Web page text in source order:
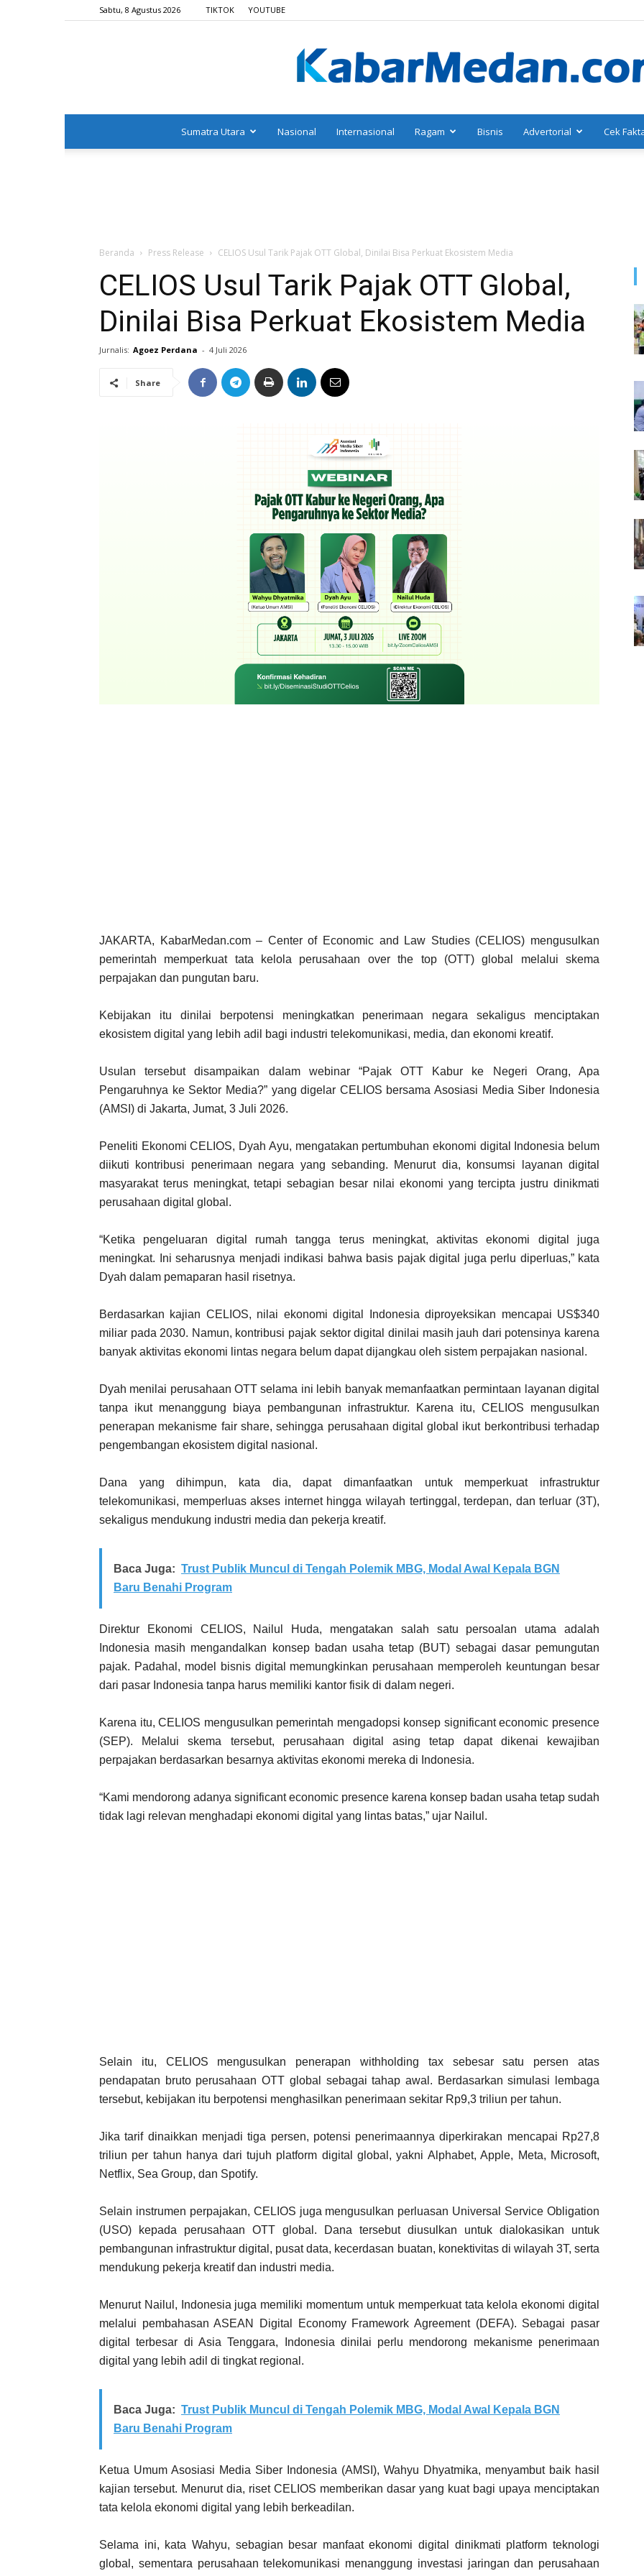
Sabtu, 8 Agustus 2026 TIKTOK YOUTUBE
Sumatra Utara Nasional Internasional Ragam Bisnis Advertorial Cek
Beranda Press Release CELIOS Usul Tarik Pajak OTT Global, Dinilai Bisa Perkuat Ekosistem Media
CELIOS Usul Tarik Pajak OTT Global,
Dinilai Bisa Perkuat Ekosistem Media
Jurnalis: Agoez Perdana - 4 Juli 2026
Share
JAKARTA, KabarMedan.com – Center of Economic and Law Studies (CELIOS) mengusulkan
pemerintah memperkuat tata kelola perusahaan over the top(OTT) global melalui skema
perpajakan dan pungutan baru.
Kebijakan itu dinilai berpotensi meningkatkan penerimaan negara sekaligus menciptakan
ekosistem digital yang lebih adil bagi industri telekomunikasi, media, dan ekonomi kreatif.
Usulan tersebut disampaikan dalam webinar “Pajak OTT Kabur ke Negeri Orang, Apa
Pengaruhnya ke Sektor Media?” yang digelar CELIOS bersama Asosiasi Media Siber Indonesia
(AMSI) di Jakarta, Jumat, 3 Juli 2026.
Peneliti Ekonomi CELIOS, Dyah Ayu, mengatakan pertumbuhan ekonomi digital Indonesia belum
diikuti kontribusi penerimaan negara yang sebanding. Menurut dia, konsumsi layanan digital
masyarakat terus meningkat, tetapi sebagian besar nilai ekonomi yang tercipta justru dinikmati
perusahaan digital global.
“Ketika pengeluaran digital rumah tangga terus meningkat, aktivitas ekonomi digital juga
meningkat. Ini seharusnya menjadi indikasi bahwa basis pajak digital juga perlu diperluas,” kata
Dyah dalam pemaparan hasil risetnya.
Berdasarkan kajian CELIOS, nilai ekonomi digital Indonesia diproyeksikan mencapai US$340
miliar pada 2030. Namun, kontribusi pajak sektor digital dinilai masih jauh dari potensinya karena
banyak aktivitas ekonomi lintas negara belum dapat dijangkau oleh sistem perpajakan nasional.
Dyah menilai perusahaan OTT selama ini lebih banyak memanfaatkan permintaan layanan digital
tanpa ikut menanggung biaya pembangunan infrastruktur. Karena itu, CELIOS mengusulkan
penerapan mekanisme fair share, sehingga perusahaan digital global ikut berkontribusi terhadap
pengembangan ekosistem digital nasional.
Dana yang dihimpun, kata dia, dapat dimanfaatkan untuk memperkuat infrastruktur
telekomunikasi, memperluas akses internet hingga wilayah tertinggal, terdepan, dan terluar (3T),
sekaligus mendukung industri media dan pekerja kreatif.
Baca Juga: Trust Publik Muncul di Tengah Polemik MBG, Modal Awal Kepala BGN
Baru Benahi Program
Direktur Ekonomi CELIOS, Nailul Huda, mengatakan salah satu persoalan utama adalah
Indonesia masih mengandalkan konsep badan usaha tetap (BUT) sebagai dasar pemungutan
pajak. Padahal, model bisnis digital memungkinkan perusahaan memperoleh keuntungan besar
dari pasar Indonesia tanpa harus memiliki kantor fisik di dalam negeri.
Karena itu, CELIOS mengusulkan pemerintah mengadopsi konsep significant economic presence
(SEP). Melalui skema tersebut, perusahaan digital asing tetap dapat dikenai kewajiban
perpajakan berdasarkan besarnya aktivitas ekonomi mereka di Indonesia.
“Kami mendorong adanya significant economic presence karena konsep badan usaha tetap sudah
tidak lagi relevan menghadapi ekonomi digital yang lintas batas,” ujar Nailul.
Selain itu, CELIOS mengusulkan penerapan withholding tax sebesar satu persen atas
pendapatan bruto perusahaan OTT global sebagai tahap awal. Berdasarkan simulasi lembaga
tersebut, kebijakan itu berpotensi menghasilkan penerimaan sekitar Rp9,3 triliun per tahun.
Jika tarif dinaikkan menjadi tiga persen, potensi penerimaannya diperkirakan mencapai Rp27,8
triliun per tahun hanya dari tujuh platform digital global, yakni Alphabet, Apple, Meta, Microsoft,
Netflix, Sea Group, dan Spotify.
Selain instrumen perpajakan, CELIOS juga mengusulkan perluasan Universal Service Obligation
(USO) kepada perusahaan OTT global. Dana tersebut diusulkan untuk dialokasikan untuk
pembangunan infrastruktur digital, pusat data, kecerdasan buatan, konektivitas di wilayah 3T, serta
mendukung pekerja kreatif dan industri media.
Menurut Nailul, Indonesia juga memiliki momentum untuk memperkuat tata kelola ekonomi digital
melalui pembahasan ASEAN Digital Economy Framework Agreement (DEFA). Sebagai pasar
digital terbesar di Asia Tenggara, Indonesia dinilai perlu mendorong mekanisme penerimaan
digital yang lebih adil di tingkat regional.
Baca Juga: Trust Publik Muncul di Tengah Polemik MBG, Modal Awal Kepala BGN
Baru Benahi Program
Ketua Umum Asosiasi Media Siber Indonesia (AMSI), Wahyu Dhyatmika, menyambut baik hasil
kajian tersebut. Menurut dia, riset CELIOS memberikan dasar yang kuat bagi upaya menciptakan
tata kelola ekonomi digital yang lebih berkeadilan.
Selama ini, kata Wahyu, sebagian besar manfaat ekonomi digital dinikmati platform teknologi
global, sementara perusahaan telekomunikasi menanggung investasi jaringan dan perusahaan